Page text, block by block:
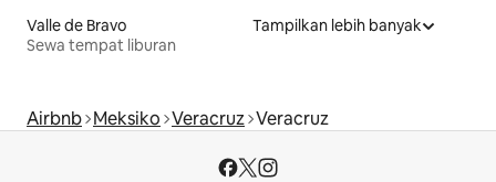
Valle de Bravo
Sewa tempat liburan
Tampilkan lebih banyak
Airbnb Meksiko Veracruz Veracruz